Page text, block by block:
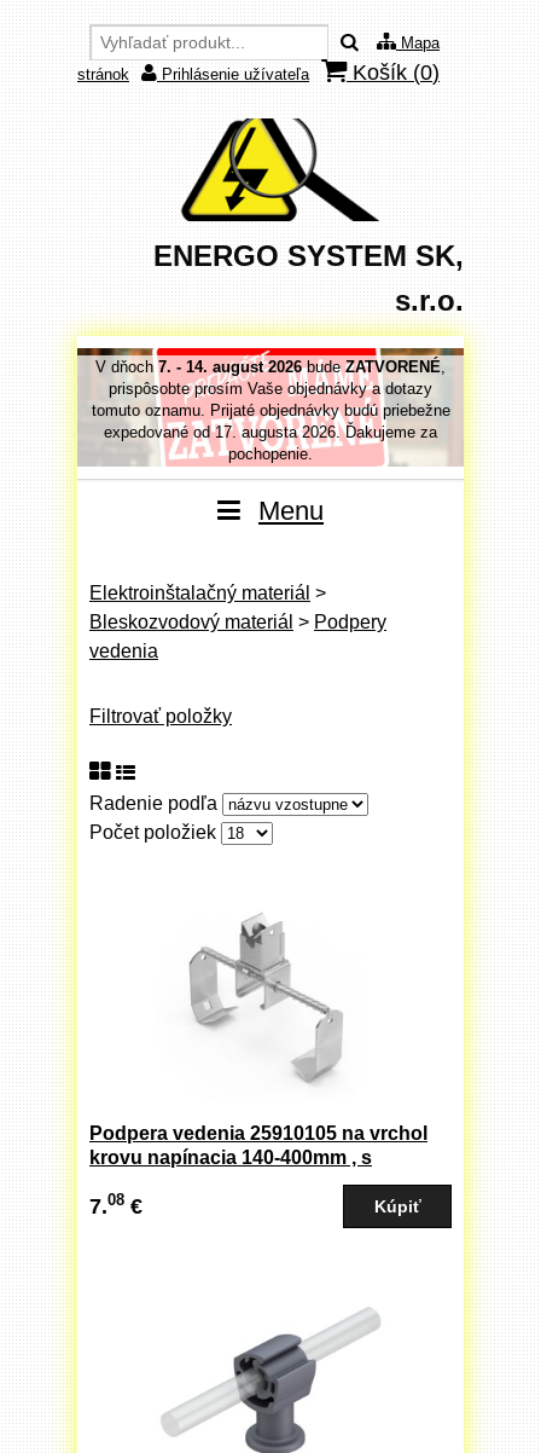
Mapa
stránok
Prihlásenie užívateľa Košík (0)
ENERGO SYSTEM SK,
s.r.o.
,
za
V dňoch 7. - 14. august 2026bude ZATVORENÉ,
prispôsobte prosím Vaše objednávky a dotazy
tomuto oznamu. Prijaté objednávky budú priebežne
expedované od 17. augusta 2026. Ďakujeme za
pochopenie.
V
tomuto
Menu
Elektroinštalačný materiál >
Bleskozvodový materiál > Podpery
vedenia
Filtrovať položky
Radenie podľa
Počet položiek
Podpera vedenia 25910105 na vrchol
krovu napínacia 140-400mm , s
7.08 €